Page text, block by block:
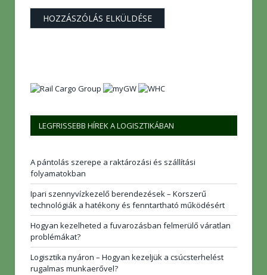
LEGFRISSEBB HÍREK A LOGISZTIKÁBAN
A pántolás szerepe a raktározási és szállítási
folyamatokban
Ipari szennyvízkezelő berendezések – Korszerű
technológiák a hatékony és fenntartható működésért
Hogyan kezelheted a fuvarozásban felmerülő váratlan
problémákat?
Logisztika nyáron – Hogyan kezeljük a csúcsterhelést
rugalmas munkaerővel?